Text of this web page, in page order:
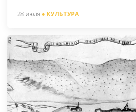
28 июля ● КУЛЬТУРА